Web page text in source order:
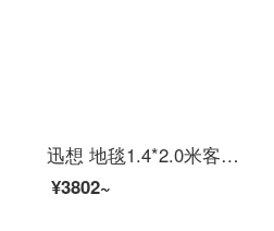
迅想 地毯1.4*2.0米客厅大面积丙纶地毯卧室床边毯房间沙发茶几满铺毛绒垫子黄麻底机织地毯白沙海岛5352
¥3802~